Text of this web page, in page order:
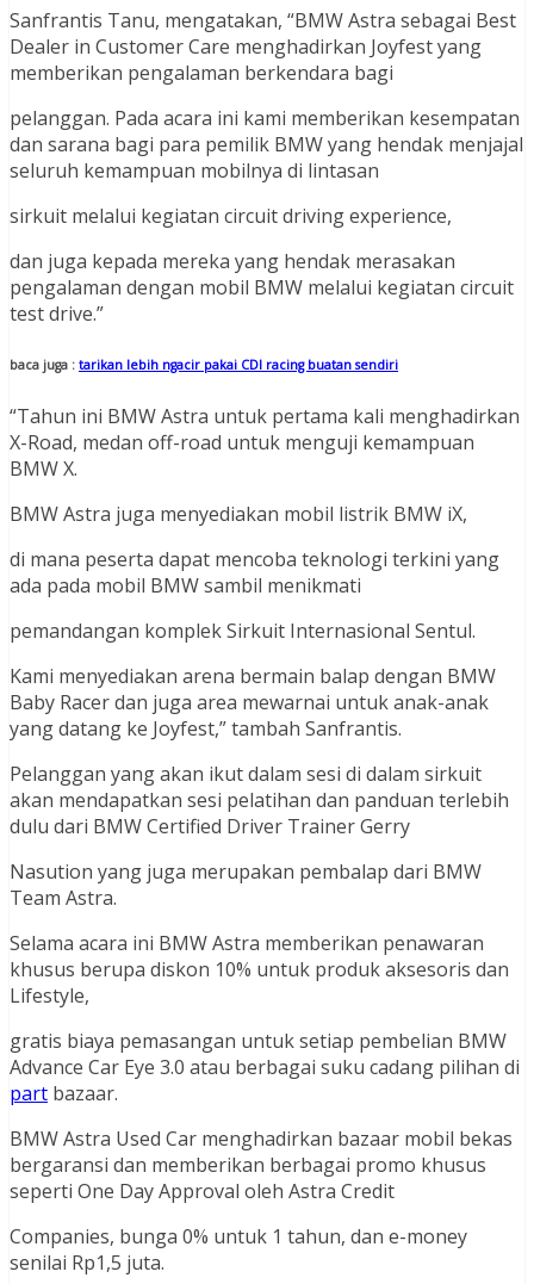
Sanfrantis Tanu, mengatakan, “BMW Astra sebagai Best
Dealer in Customer Care menghadirkan Joyfest yang
memberikan pengalaman berkendara bagi
pelanggan. Pada acara ini kami memberikan kesempatan
dan sarana bagi para pemilik BMW yang hendak menjajal
seluruh kemampuan mobilnya di lintasan
sirkuit melalui kegiatan circuit driving experience,
dan juga kepada mereka yang hendak merasakan
pengalaman dengan mobil BMW melalui kegiatan circuit
test drive.”
baca juga : tarikan lebih ngacir pakai CDI racing buatan sendiri
“Tahun ini BMW Astra untuk pertama kali menghadirkan
X-Road, medan off-road untuk menguji kemampuan
BMW X.
BMW Astra juga menyediakan mobil listrik BMW iX,
di mana peserta dapat mencoba teknologi terkini yang
ada pada mobil BMW sambil menikmati
pemandangan komplek Sirkuit Internasional Sentul.
Kami menyediakan arena bermain balap dengan BMW
Baby Racer dan juga area mewarnai untuk anak-anak
yang datang ke Joyfest,” tambah Sanfrantis.
Pelanggan yang akan ikut dalam sesi di dalam sirkuit
akan mendapatkan sesi pelatihan dan panduan terlebih
dulu dari BMW Certified Driver Trainer Gerry
Nasution yang juga merupakan pembalap dari BMW
Team Astra.
Selama acara ini BMW Astra memberikan penawaran
khusus berupa diskon 10% untuk produk aksesoris dan
Lifestyle,
gratis biaya pemasangan untuk setiap pembelian BMW
Advance Car Eye 3.0 atau berbagai suku cadang pilihan di
part bazaar.
BMW Astra Used Car menghadirkan bazaar mobil bekas
bergaransi dan memberikan berbagai promo khusus
seperti One Day Approval oleh Astra Credit
Companies, bunga 0% untuk 1 tahun, dan e-money
senilai Rp1,5 juta.